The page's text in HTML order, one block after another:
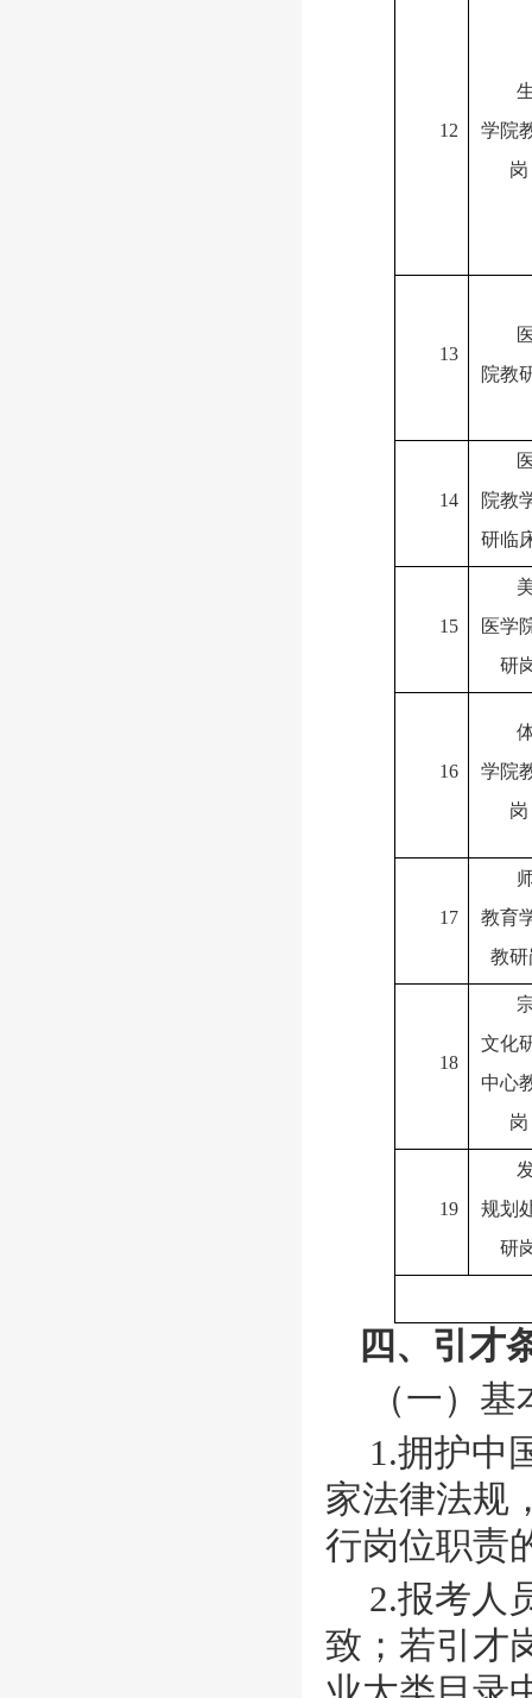
12
学院
岗
13
院教
14
院教
研临
15
医学
研
16
学院
岗
17
教育
教研
18
文化
中心
岗
19
规划
研
四、引才
（一）
1.拥护中
家法律法规
行岗位职责
2.报考人
致；若引才